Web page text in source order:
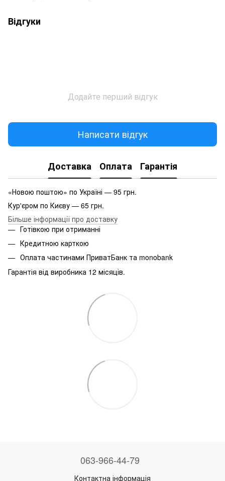
Відгуки
Додайте перший відгук
Написати відгук
Доставка Оплата Гарантія
«Новою поштою» по Україні — 95 грн.
Кур'єром по Києву — 65 грн.
Більше інформації про доставку
Готівкою при отриманні
Кредитною карткою
Оплата частинами ПриватБанк та monobank
Гарантія від виробника 12 місяців.
063-966-44-79
Контактна інформація